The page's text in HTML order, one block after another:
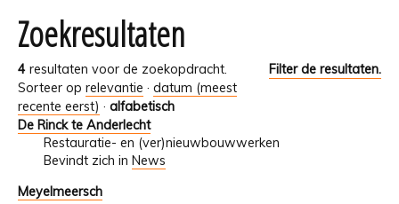
Zoekresultaten
4 resultaten voor de zoekopdracht.
Filter de resultaten.
Sorteer op relevantie · datum (meest
recente eerst) · alfabetisch
De Rinck te Anderlecht
Restauratie- en (ver)nieuwbouwwerken
Bevindt zich in News
Meyelmeersch